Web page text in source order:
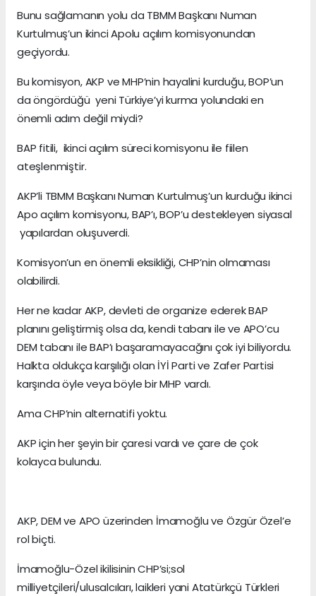
Bunu sağlamanın yolu da TBMM Başkanı Numan
Kurtulmuş’un ikinci Apolu açılım komisyonundan
geçiyordu.
Bu komisyon, AKP ve MHP’nin hayalini kurduğu, BOP’un
da öngördüğü yeni Türkiye’yi kurma yolundaki en
önemli adım değil miydi?
BAP fitili, ikinci açılım süreci komisyonu ile fiilen
ateşlenmiştir.
AKP’li TBMM Başkanı Numan Kurtulmuş’un kurduğu ikinci
Apo açılım komisyonu, BAP’ı, BOP’u destekleyen siyasal
yapılardan oluşuverdi.
Komisyon’un en önemli eksikliği, CHP’nin olmaması
olabilirdi.
Her ne kadar AKP, devleti de organize ederek BAP
planını geliştirmiş olsa da, kendi tabanı ile ve APO’cu
DEM tabanı ile BAP’ı başaramayacağını çok iyi biliyordu.
Halkta oldukça karşılığı olan İYİ Parti ve Zafer Partisi
karşında öyle veya böyle bir MHP vardı.
Ama CHP’nin alternatifi yoktu.
AKP için her şeyin bir çaresi vardı ve çare de çok
kolayca bulundu.
AKP, DEM ve APO üzerinden İmamoğlu ve Özgür Özel’e
rol biçti.
İmamoğlu-Özel ikilisinin CHP’si;sol
milliyetçileri/ulusalcıları, laikleri yani Atatürkçü Türkleri